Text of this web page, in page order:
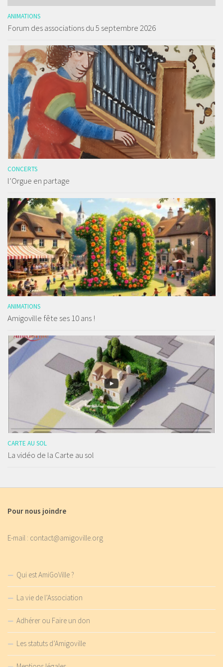
ANIMATIONS
Forum des associations du 5 septembre 2026
CONCERTS
l’Orgue en partage
ANIMATIONS
Amigoville fête ses 10 ans !
CARTE AU SOL
La vidéo de la Carte au sol
Pour nous joindre
E-mail : contact@amigoville.org
Qui est AmiGoVille ?
La vie de l’Association
Adhérer ou Faire un don
Les statuts d’Amigoville